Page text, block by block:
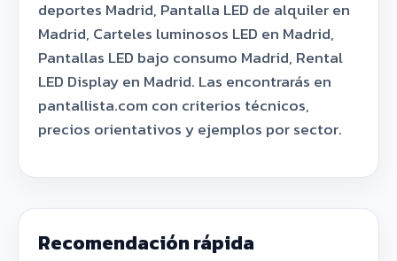
deportes Madrid, Pantalla LED de alquiler en
Madrid, Carteles luminosos LED en Madrid,
Pantallas LED bajo consumo Madrid, Rental
LED Display en Madrid. Las encontrarás en
pantallista.com con criterios técnicos,
precios orientativos y ejemplos por sector.
Recomendación rápida